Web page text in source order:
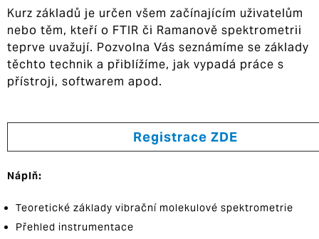
Kurz základů je určen všem začínajícím uživatelům
nebo těm, kteří o FTIR či Ramanově spektrometrii
teprve uvažují. Pozvolna Vás seznámíme se základy
těchto technik a přiblížíme, jak vypadá práce s
přístroji, softwarem apod.
Registrace ZDE
Náplň:
Teoretické základy vibrační molekulové spektrometrie
Přehled instrumentace